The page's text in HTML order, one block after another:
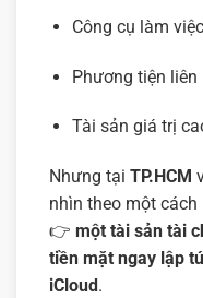
Công cụ làm việc
Phương tiện liên
Tài sản giá trị
Nhưng tại TP.HCM
nhìn theo một cách
👉 một tài sản tài
tiền mặt ngay lập
iCloud .